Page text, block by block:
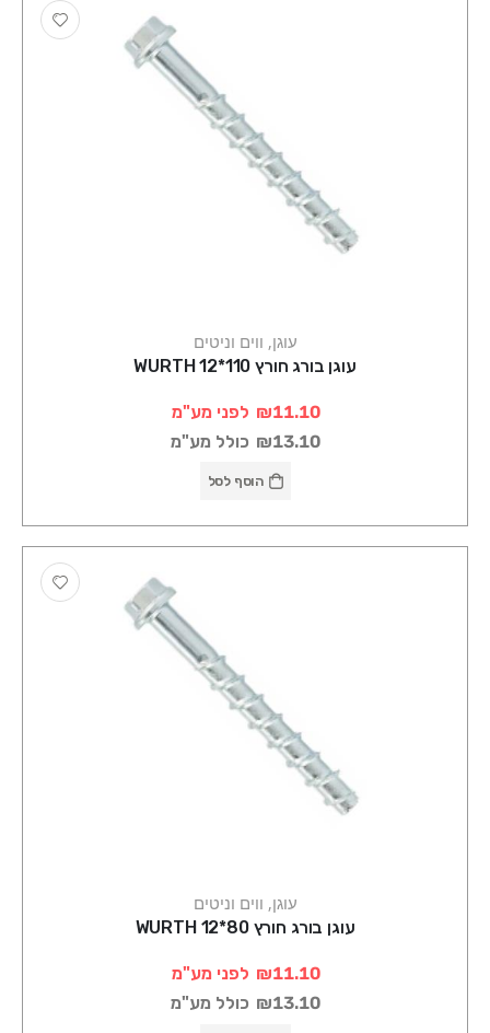
עוגן, ווים וניטים
עוגן בורג חורץ 110*12 WURTH
₪11.10 לפני מע"מ
₪13.10 כולל מע"מ
הוסף לסל
עוגן, ווים וניטים
עוגן בורג חורץ 80*12 WURTH
₪11.10 לפני מע"מ
₪13.10 כולל מע"מ